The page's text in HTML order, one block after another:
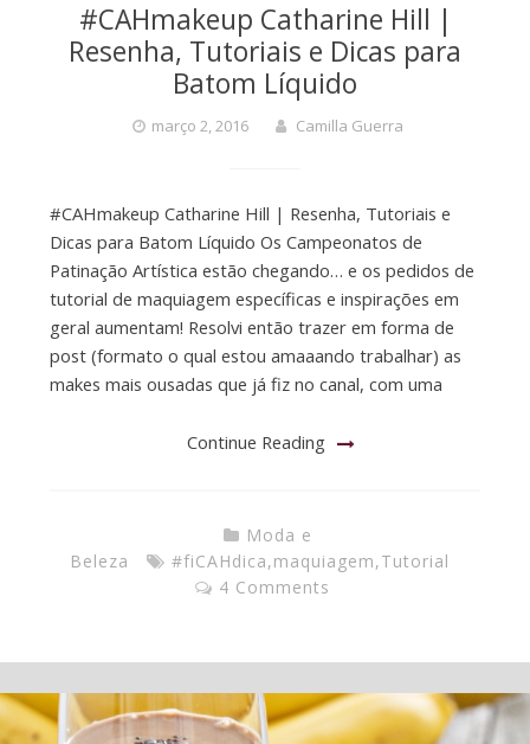
#CAHmakeup Catharine Hill |
Resenha, Tutoriais e Dicas para
Batom Líquido
março 2, 2016 Camilla Guerra
#CAHmakeup Catharine Hill | Resenha, Tutoriais e
Dicas para Batom Líquido Os Campeonatos de
Patinação Artística estão chegando… e os pedidos de
tutorial de maquiagem específicas e inspirações em
geral aumentam! Resolvi então trazer em forma de
post (formato o qual estou amaaando trabalhar) as
makes mais ousadas que já fiz no canal, com uma
Continue Reading
Moda e
Beleza
#fiCAHdica,maquiagem,Tutorial
4 Comments